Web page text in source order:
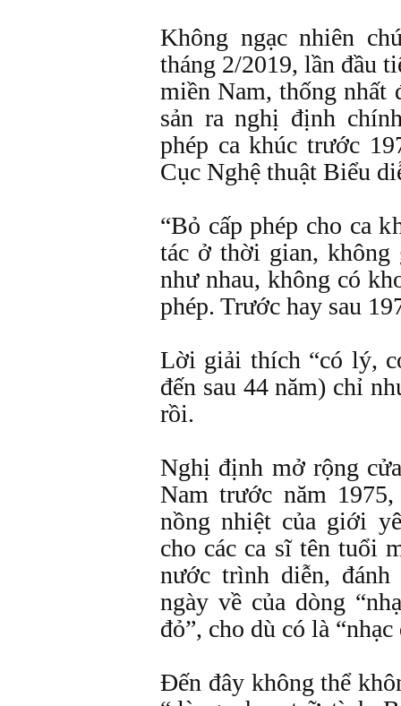
Không ngạc nhiên
tháng 2/2019, lần đầu
miền Nam, thống nhất
sản ra nghị định
phép ca khúc trước
Cục Nghệ thuật Biểu
“Bỏ cấp phép cho ca
tác ở thời gian, không
như nhau, không có
phép. Trước hay sau
Lời giải thích “có lý,
đến sau 44 năm) chỉ
rồi.
Nghị định mở rộng
Nam trước năm
nồng nhiệt của giới
cho các ca sĩ tên tuổi
nước trình diễn,
ngày về của dòng
đỏ”, cho dù có là
Đến đây không thể